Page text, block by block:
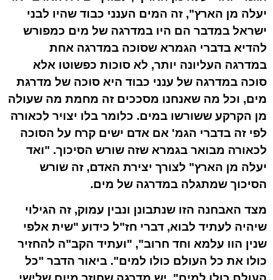
יעלה מן הארץ", זה המים הענני כבוד שהיו לבני
ישראל במדבר הם היו במדרגה של מים כמפורש
להדיא בדברי הגמרא שסוכה במדרגה אחת
במדרגה העליונה יותר, לא סוכות כפשוטו אלא
סוכה במדרגה של ענני כבוד היא סוכה של מדרגת
מים, וכל מה שאנחנו מסככים זה מחמת מה שעולה
מן הקרקע ששורשו במים. כלומר בלו יצויר לכאורה
לפי זה בדברי הגמ' אם אדם ישים קרח על הסוכה
לכאורה מבואר בגמרא שזה שורש הסיכוך. "ואד
יעלה מן הארץ" לצורך יצירת האדם, זה שורש
הסיכוך שמתגלה במדרגה של מים.
מצד האבחנה הזו שנתבונן ונבין עמוק, זה הגילוי
שיהיה לעתיד לבוא, דברי חז"ל כידוע "שית אלפי
שנין הוו עלמא וחד חרוב", "ועתיד הקב"ה להחזיר
כולו את כל העולם כולו למים". ביאור הדבר "כל